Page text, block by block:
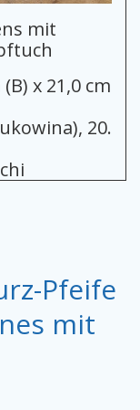
mit
x 21,0 cm
20.
Pfeife
mit